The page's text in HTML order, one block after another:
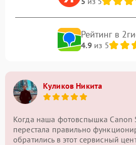
Рейтинг в
4.9из 5
Куликов Никита
Когда наша фотовспышка Canon
перестала правильно
обратились в этот сервисный